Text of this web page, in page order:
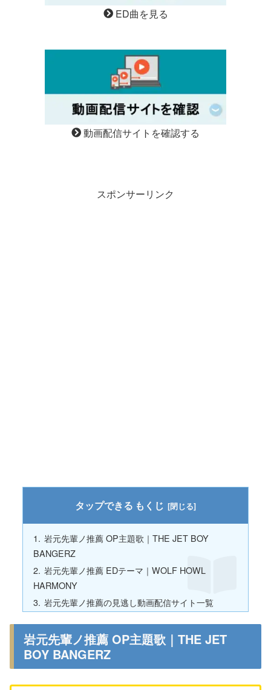
ED曲を見る
動画配信サイトを確認する
スポンサーリンク
もくじ
岩元先輩ノ推薦 OP主題歌｜THE JET BOY
BANGERZ
岩元先輩ノ推薦 EDテーマ｜WOLF HOWL
HARMONY
岩元先輩ノ推薦の見逃し動画配信サイト一覧
岩元先輩ノ推薦 OP主題歌｜THE JET
BOY BANGERZ